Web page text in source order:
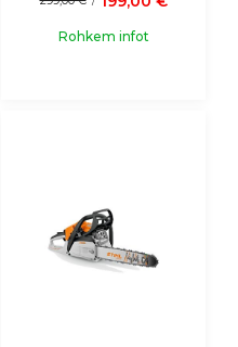
Rohkem infot